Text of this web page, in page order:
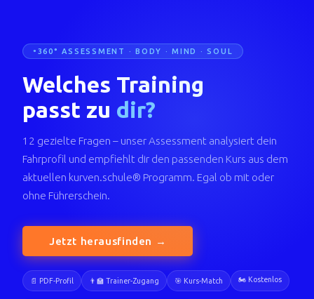
360° ASSESSMENT · BODY · MIND · SOUL
Welches Training
passt zu dir?
12 gezielte Fragen – unser Assessment analysiert dein
Fahrprofil und empfiehlt dir den passenden Kurs aus dem
aktuellen kurven.schule® Programm. Egal ob mit oder
ohne Führerschein.
Jetzt herausfinden →
📄 PDF-Profil 👨‍🏫 Trainer-Zugang 🎯 Kurs-Match 🏍️ Kostenlos